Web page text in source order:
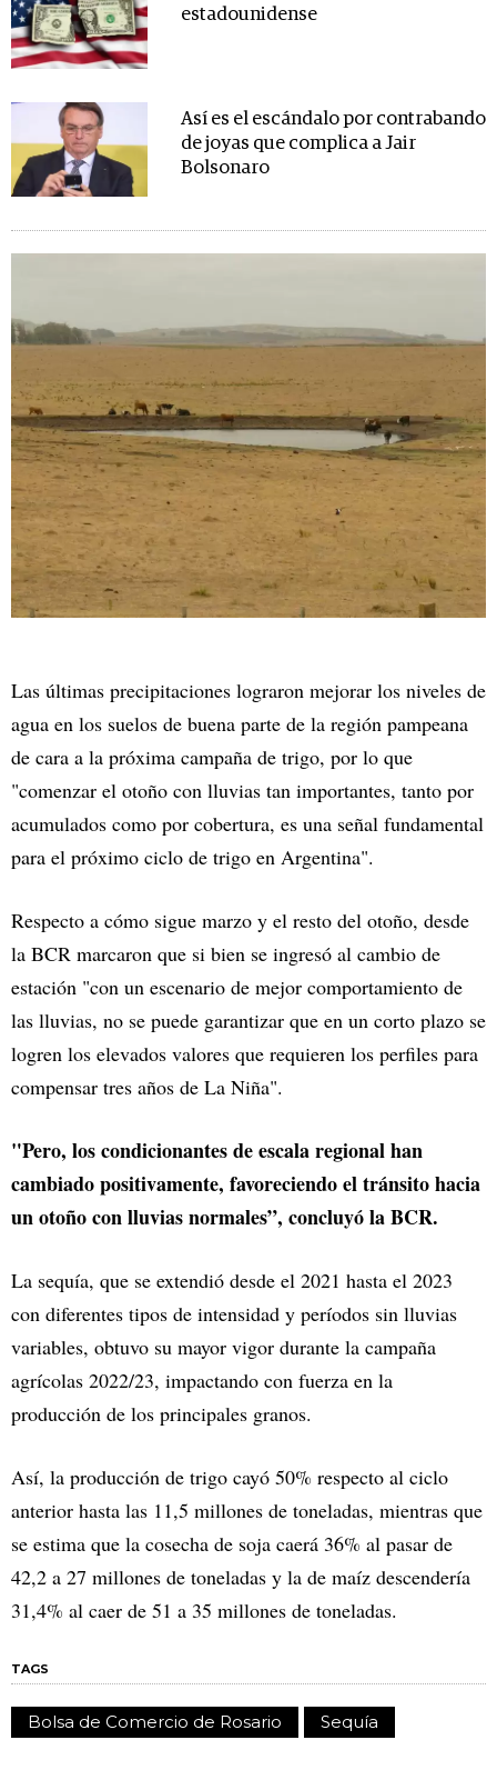
estadounidense
Así es el escándalo por contrabando
de joyas que complica a Jair
Bolsonaro
Las últimas precipitaciones lograron mejorar los niveles de
agua en los suelos de buena parte de la región pampeana
de cara a la próxima campaña de trigo, por lo que
"comenzar el otoño con lluvias tan importantes, tanto por
acumulados como por cobertura, es una señal fundamental
para el próximo ciclo de trigo en Argentina".
Respecto a cómo sigue marzo y el resto del otoño, desde
la BCR marcaron que si bien se ingresó al cambio de
estación "con un escenario de mejor comportamiento de
las lluvias, no se puede garantizar que en un corto plazo se
logren los elevados valores que requieren los perfiles para
compensar tres años de La Niña".
"Pero, los condicionantes de escala regional han
cambiado positivamente, favoreciendo el tránsito hacia
un otoño con lluvias normales”, concluyó la BCR.
La sequía, que se extendió desde el 2021 hasta el 2023
con diferentes tipos de intensidad y períodos sin lluvias
variables, obtuvo su mayor vigor durante la campaña
agrícolas 2022/23, impactando con fuerza en la
producción de los principales granos.
Así, la producción de trigo cayó 50% respecto al ciclo
anterior hasta las 11,5 millones de toneladas, mientras que
se estima que la cosecha de soja caerá 36% al pasar de
42,2 a 27 millones de toneladas y la de maíz descendería
31,4% al caer de 51 a 35 millones de toneladas.
TAGS
Bolsa de Comercio de Rosario Sequía